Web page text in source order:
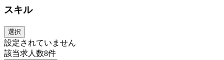
スキル
選択
設定されていません
該当求人数8件